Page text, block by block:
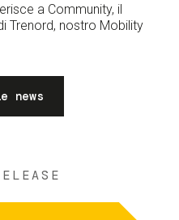
a Community, il
Trenord, nostro Mobility
news